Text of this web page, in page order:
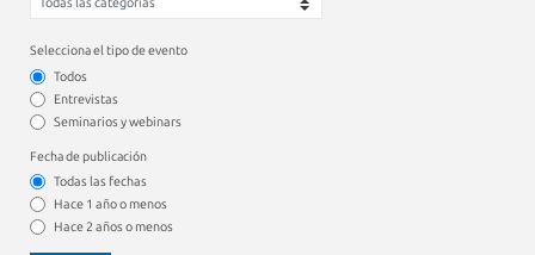
Selecciona el tipo de evento
Todos
Entrevistas
Seminarios y webinars
Fecha de publicación
Todas las fechas
Hace 1 año o menos
Hace 2 años o menos